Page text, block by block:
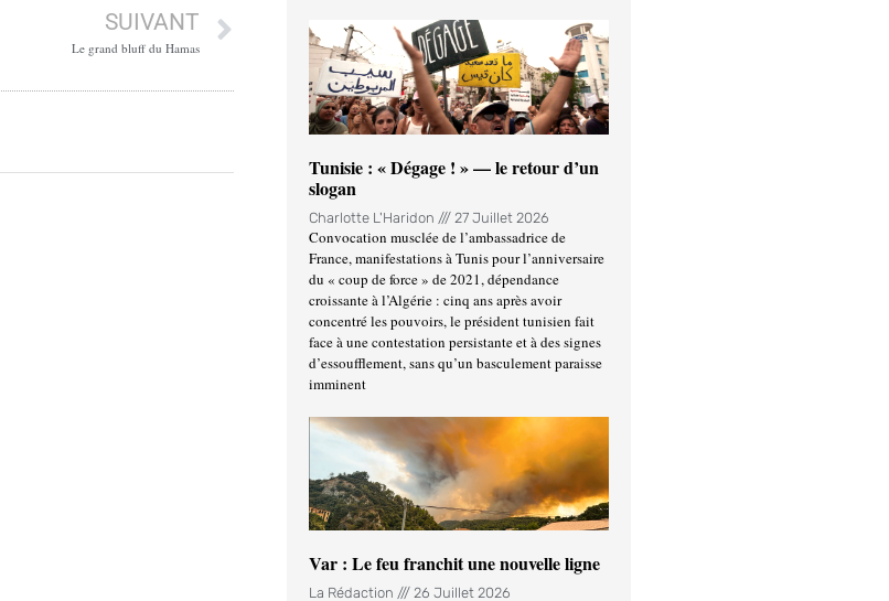
SUIVANT
Le grand bluff du Hamas
Tunisie : « Dégage ! » — le retour d’un
slogan
Charlotte L'Haridon 27 Juillet 2026
Convocation musclée de l’ambassadrice de
France, manifestations à Tunis pour l’anniversaire
du « coup de force » de 2021, dépendance
croissante à l’Algérie : cinq ans après avoir
concentré les pouvoirs, le président tunisien fait
face à une contestation persistante et à des signes
d’essoufflement, sans qu’un basculement paraisse
imminent
Var : Le feu franchit une nouvelle ligne
La Rédaction 26 Juillet 2026